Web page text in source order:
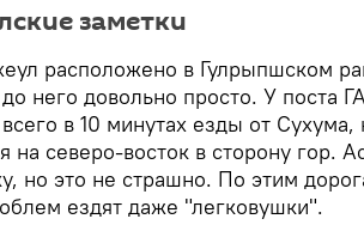
заметки
расположено в Гулрыпшском
него довольно просто. У поста
в 10 минутах езды от
на северо-восток в сторону гор.
но это не страшно. По этим
ездят даже "легковушки".